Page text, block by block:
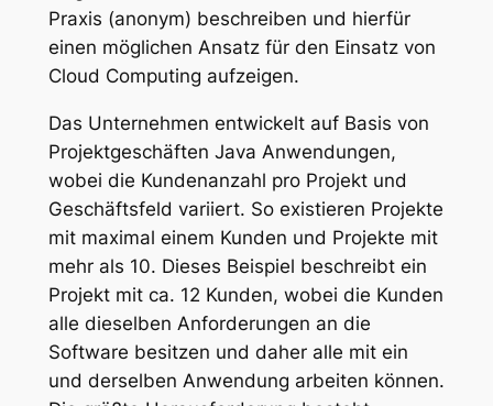
Praxis (anonym) beschreiben und hierfür
einen möglichen Ansatz für den Einsatz von
Cloud Computing aufzeigen.
Das Unternehmen entwickelt auf Basis von
Projektgeschäften Java Anwendungen,
wobei die Kundenanzahl pro Projekt und
Geschäftsfeld variiert. So existieren Projekte
mit maximal einem Kunden und Projekte mit
mehr als 10. Dieses Beispiel beschreibt ein
Projekt mit ca. 12 Kunden, wobei die Kunden
alle dieselben Anforderungen an die
Software besitzen und daher alle mit ein
und derselben Anwendung arbeiten können.